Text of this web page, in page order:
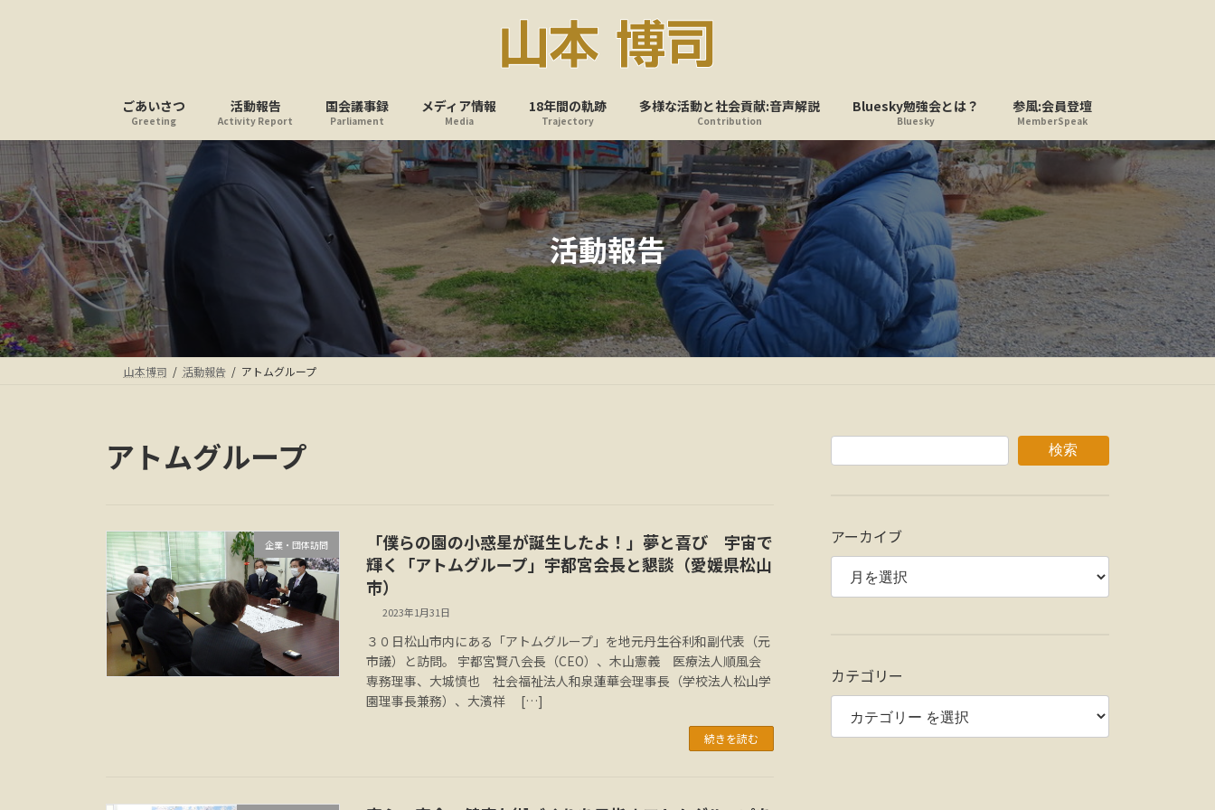
ス
キ
ッ
プ
ン
に
移
動
ごあいさつ
Greeting
活動報告
Activity Report
国会議事録
Parliament
メディア情報
Media
18年間の軌跡
Trajectory
多様な活動と社会貢献:音声解説
Contribution
Bluesky勉強会とは？
Bluesky
参風:会員登壇
MemberSpeak
活動報告
山本博司 活動報告 アトムグループ
アトムグループ
企業・団体訪問
「僕らの園の小惑星が誕生したよ！」夢と喜び 宇宙で
輝く「アトムグループ」宇都宮会長と懇談（愛媛県松山
市）
2023年1月31日
３０日松山市内にある「アトムグループ」を地元丹生谷利和副代表（元
市議）と訪問。 宇都宮賢八会長（CEO）、木山憲義 医療法人順風会
専務理事、大城慎也 社会福祉法人和泉蓮華会理事長（学校法人松山学
園理事長兼務）、大濱祥 […]
続きを読む
検索
アーカイブ
カテゴリー